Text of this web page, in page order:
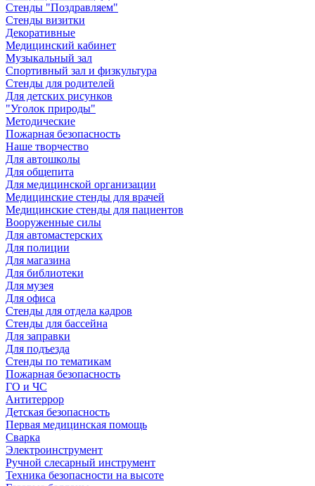
Стенды "Поздравляем"
Стенды визитки
Декоративные
Медицинский кабинет
Музыкальный зал
Спортивный зал и физкультура
Стенды для родителей
Для детских рисунков
"Уголок природы"
Методические
Пожарная безопасность
Наше творчество
Для автошколы
Для общепита
Для медицинской организации
Медицинские стенды для врачей
Медицинские стенды для пациентов
Вооруженные силы
Для автомастерских
Для полиции
Для магазина
Для библиотеки
Для музея
Для офиса
Стенды для отдела кадров
Стенды для бассейна
Для заправки
Для подъезда
Стенды по тематикам
Пожарная безопасность
ГО и ЧС
Антитеррор
Детская безопасность
Первая медицинская помощь
Сварка
Электроинструмент
Ручной слесарный инструмент
Техника безопасности на высоте